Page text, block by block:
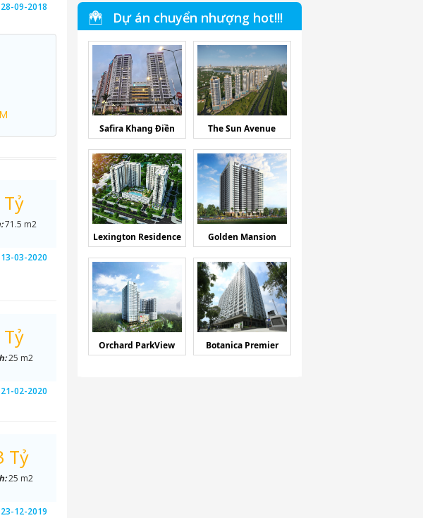
28-09-2018
71.5 m2
13-03-2020
Tỷ
25 m2
21-02-2020
Tỷ
25 m2
23-12-2019
Dự án chuyển nhượng hot!!!
Safira Khang Điền The Sun Avenue
Lexington Residence Golden Mansion
Orchard ParkView Botanica Premier